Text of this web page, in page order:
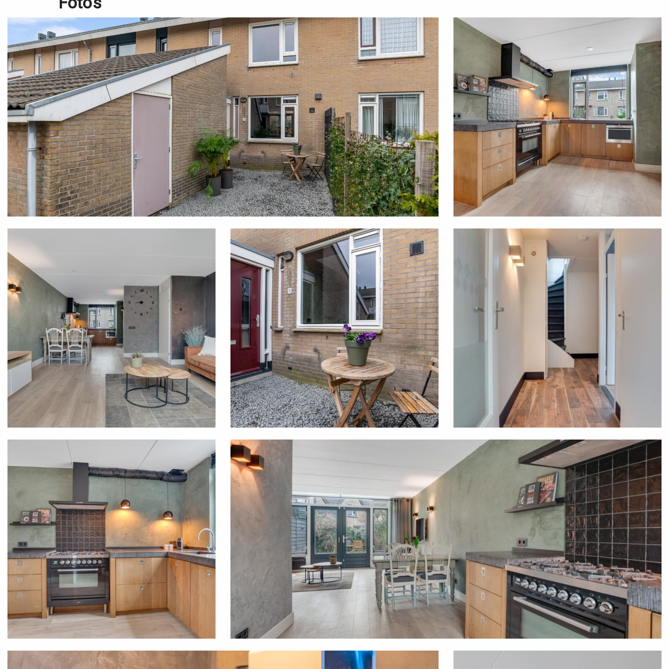
-Schilderwerk binnen en buiten 2020;
-3 fase groepenkast uit 2020;
-Laminaat vloer gelegd in 2020.
Wil jij de woning van dichtbij bekijken? Neem dan contact op met ons kantoor voor het
maken van een afspraak. Bezichtigingen zijn bij ons zowel overdag, in de avond of op
zaterdag mogelijk en we nemen ruim de tijd voor je, zodat je deze woning goed kan
bekijken.